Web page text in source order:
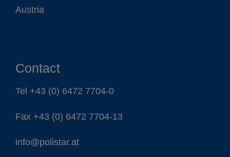
Austria
Contact
Tel +43 (0) 6472 7704-0
Fax +43 (0) 6472 7704-13
info@polistar.at